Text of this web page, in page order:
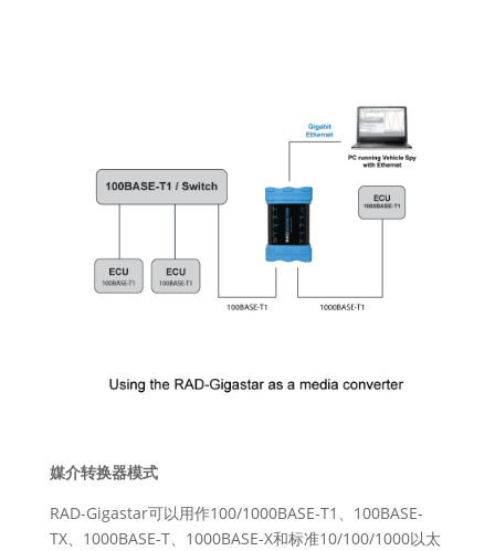
媒介转换器模式
RAD-Gigastar可以用作100/1000BASE-T1、100BASE-
TX、1000BASE-T、1000BASE-X和标准10/100/1000以太